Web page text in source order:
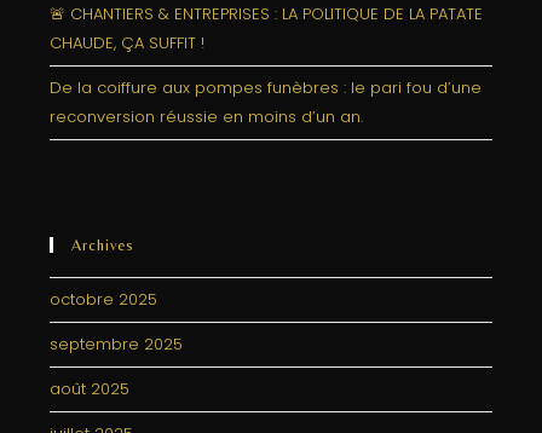
🚨 CHANTIERS & ENTREPRISES : LA POLITIQUE DE LA PATATE
CHAUDE, ÇA SUFFIT !
De la coiffure aux pompes funèbres : le pari fou d’une
reconversion réussie en moins d’un an.
Archives
octobre 2025
septembre 2025
août 2025